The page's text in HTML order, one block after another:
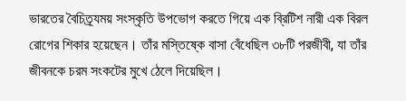
ভারতের বৈচিত্র্যময় সংস্কৃতি উপভোগ করতে গিয়ে এক ব্রিটিশ নারী এক বিরল
রোগের শিকার হয়েছেন। তাঁর মস্তিষ্কে বাসা বেঁধেছিল ৩৮টি পরজীবী, যা তাঁর
জীবনকে চরম সংকটের মুখে ঠেলে দিয়েছিল।